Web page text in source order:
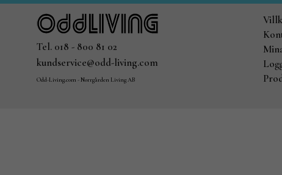
Tel. 018 - 800 81 02
kundservice@odd-living.com
Odd-Living.com - Norrgården Living AB